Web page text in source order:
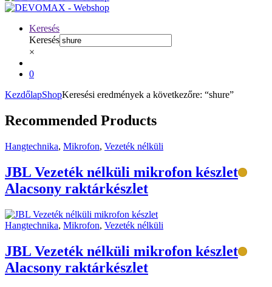
Keresés
Keresés
×
0
KezdőlapShopKeresési eredmények a következőre: “shure”
Recommended Products
Hangtechnika, Mikrofon, Vezeték nélküli
JBL Vezeték nélküli mikrofon készlet
Alacsony raktárkészlet
Hangtechnika, Mikrofon, Vezeték nélküli
JBL Vezeték nélküli mikrofon készlet
Alacsony raktárkészlet